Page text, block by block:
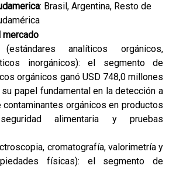
: Brasil, Argentina, Resto de
mercado
analíticos orgánicos,
inorgánicos): el segmento de
orgánicos ganó USD 748,0 millones
papel fundamental en la detección a
orgánicos en productos
alimentaria y pruebas
cromatografía, valorimetría y
físicas): el segmento de